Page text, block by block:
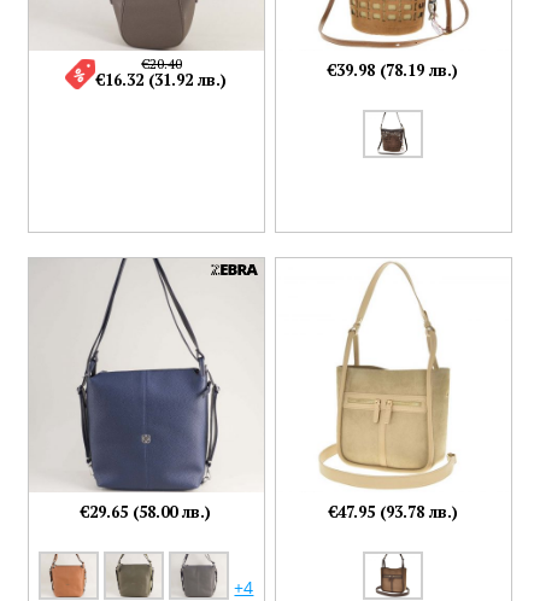
€20.40
€16.32 (31.92 лв.) €39.98 (78.19 лв.)
+4
€29.65 (58.00 лв.) €47.95 (93.78 лв.)